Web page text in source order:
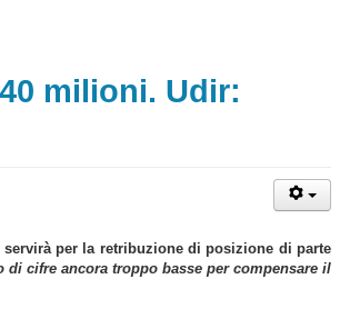
milioni. Udir:
per la retribuzione di posizione di parte
cifre ancora troppo basse per compensare il